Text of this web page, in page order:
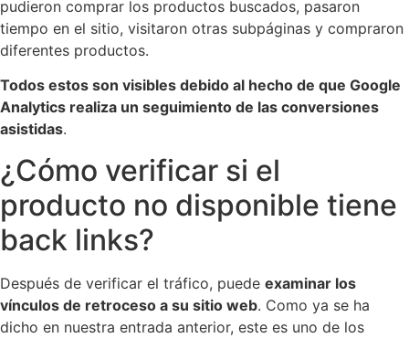
pudieron comprar los productos buscados, pasaron
tiempo en el sitio, visitaron otras subpáginas y compraron
diferentes productos.
Todos estos son visibles debido al hecho de que Google
Analytics realiza un seguimiento de las conversiones
asistidas.
¿Cómo verificar si el
producto no disponible tiene
back links?
Después de verificar el tráfico, puede examinar los
vínculos de retroceso a su sitio web. Como ya se ha
dicho en nuestra entrada anterior, este es uno de los